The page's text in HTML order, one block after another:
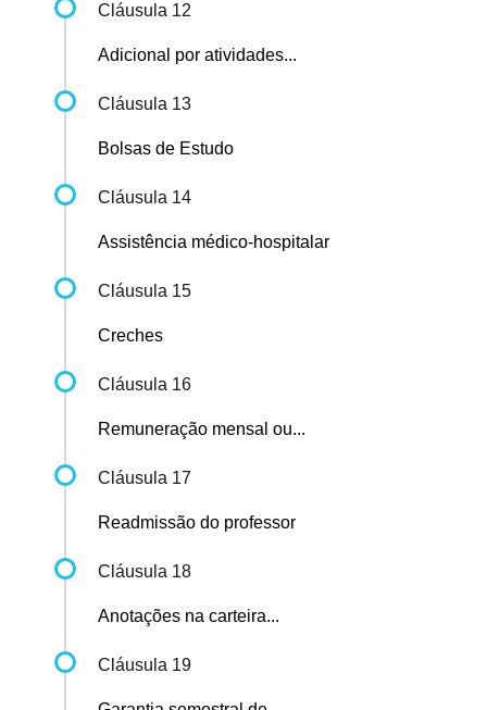
Cláusula 12
Adicional por atividades...
Cláusula 13
Bolsas de Estudo
Cláusula 14
Assistência médico-hospitalar
Cláusula 15
Creches
Cláusula 16
Remuneração mensal ou...
Cláusula 17
Readmissão do professor
Cláusula 18
Anotações na carteira...
Cláusula 19